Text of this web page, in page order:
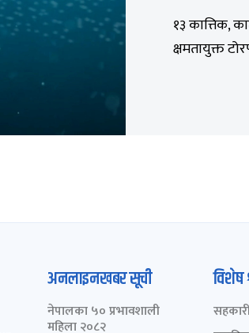
१३ कात्तिक,
क्षमतायुक्त
अनलाइनखबर सूची
नेपालका ५० प्रभावशाली
महिला २०८२